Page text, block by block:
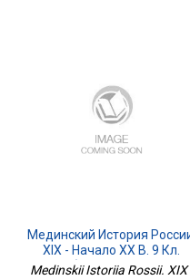
Мединский История
XIX - Начало XX В. 9 Кл.
Учебник РВИОПросв.
Medinskii Istoriia Rossii. XIX